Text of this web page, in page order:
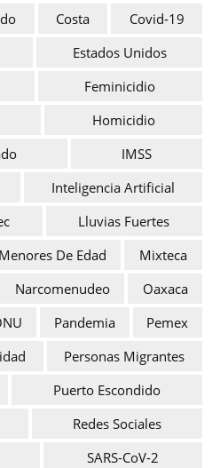
Costa
Covid-19
Estados Unidos
Feminicidio
Homicidio
IMSS
Inteligencia Artificial
Lluvias Fuertes
Menores De Edad
Mixteca
Narcomenudeo
Oaxaca
Pandemia
Pemex
Personas Migrantes
Puerto Escondido
Redes Sociales
SARS-CoV-2